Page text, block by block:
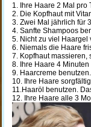
1. Ihre Haare 2 Mal pro
2. Die Kopfhaut mit
3. Zwei Mal jährlich für
4. Sanfte Shampoos
5. Nicht zu viel Haargel
6. Niemals die Haare
7. Kopfhaut massieren,
8. Ihre Haare 4 Minuten
9. Haarcreme
10. Ihre Haare
11.Haaröl benutzen.
12. Ihre Haare alle 3